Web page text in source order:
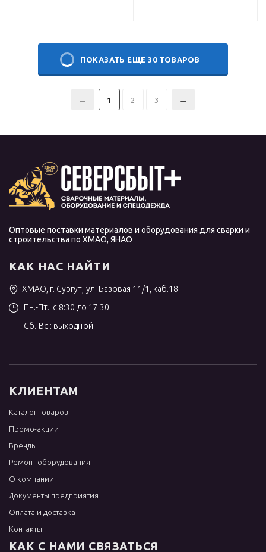
ПОКАЗАТЬ ЕЩЕ 30 ТОВАРОВ
1 2 3
Оптовые поставки материалов и оборудования для сварки и
строительства по ХМАО, ЯНАО
КАК НАС НАЙТИ
ХМАО, г. Сургут, ул. Базовая 11/1, каб.18
Пн.-Пт.: с 8:30 до 17:30
Сб.-Вс.: выходной
КЛИЕНТАМ
Каталог товаров
Промо-акции
Бренды
Ремонт оборудования
О компании
Документы предприятия
Оплата и доставка
Контакты
КАК С НАМИ СВЯЗАТЬСЯ